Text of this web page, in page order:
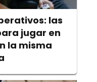
las
jugar en
la misma